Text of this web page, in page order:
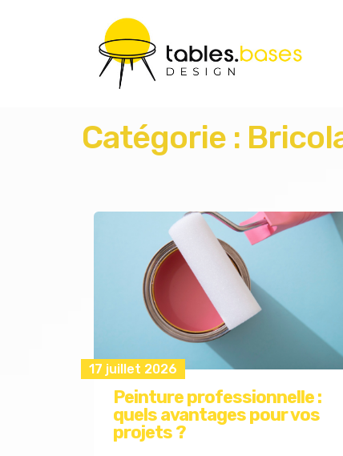
Catégorie :
17 juillet 2026
Peinture professionnelle :
quels avantages pour vos
projets ?